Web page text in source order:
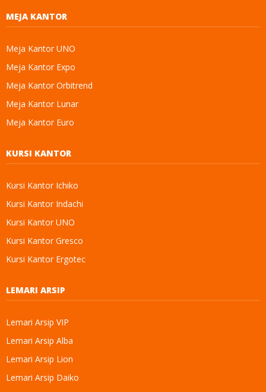
MEJA KANTOR
Meja Kantor UNO
Meja Kantor Expo
Meja Kantor Orbitrend
Meja Kantor Lunar
Meja Kantor Euro
KURSI KANTOR
Kursi Kantor Ichiko
Kursi Kantor Indachi
Kursi Kantor UNO
Kursi Kantor Gresco
Kursi Kantor Ergotec
LEMARI ARSIP
Lemari Arsip VIP
Lemari Arsip Alba
Lemari Arsip Lion
Lemari Arsip Daiko